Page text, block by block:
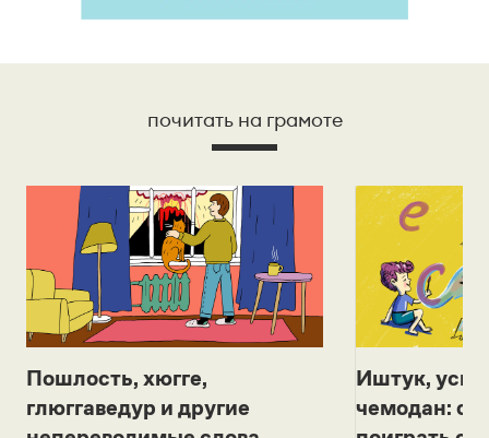
почитать на грамоте
Пошлость, хюгге,
глюггаведур и другие
Иштук,
чемодан: